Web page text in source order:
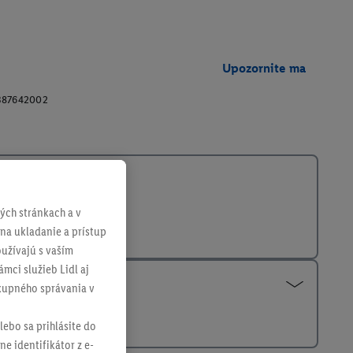
Upozornite ma
stránkach a v
ukladanie a prístup
s vaším
služieb Lidl aj
správania v
sa prihlásite do
identifikátor z e-